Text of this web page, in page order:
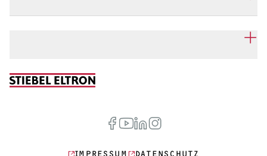
IMPRESSUM DATENSCHUTZ